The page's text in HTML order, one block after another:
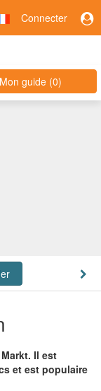
Connecter
Mon guide (0)
Il est
et est populaire